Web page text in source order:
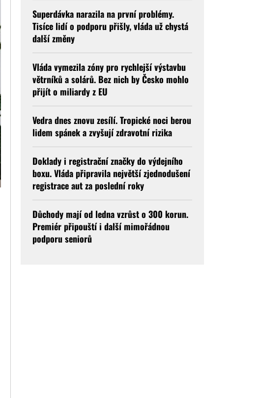
Superdávka narazila na první problémy.
Tisíce lidí o podporu přišly, vláda už chystá
další změny
Vláda vymezila zóny pro rychlejší výstavbu
větrníků a solárů. Bez nich by Česko mohlo
přijít o miliardy z EU
Vedra dnes znovu zesílí. Tropické noci berou
lidem spánek a zvyšují zdravotní rizika
Doklady i registrační značky do výdejního
boxu. Vláda připravila největší zjednodušení
registrace aut za poslední roky
Důchody mají od ledna vzrůst o 300 korun.
Premiér připouští i další mimořádnou
podporu seniorů